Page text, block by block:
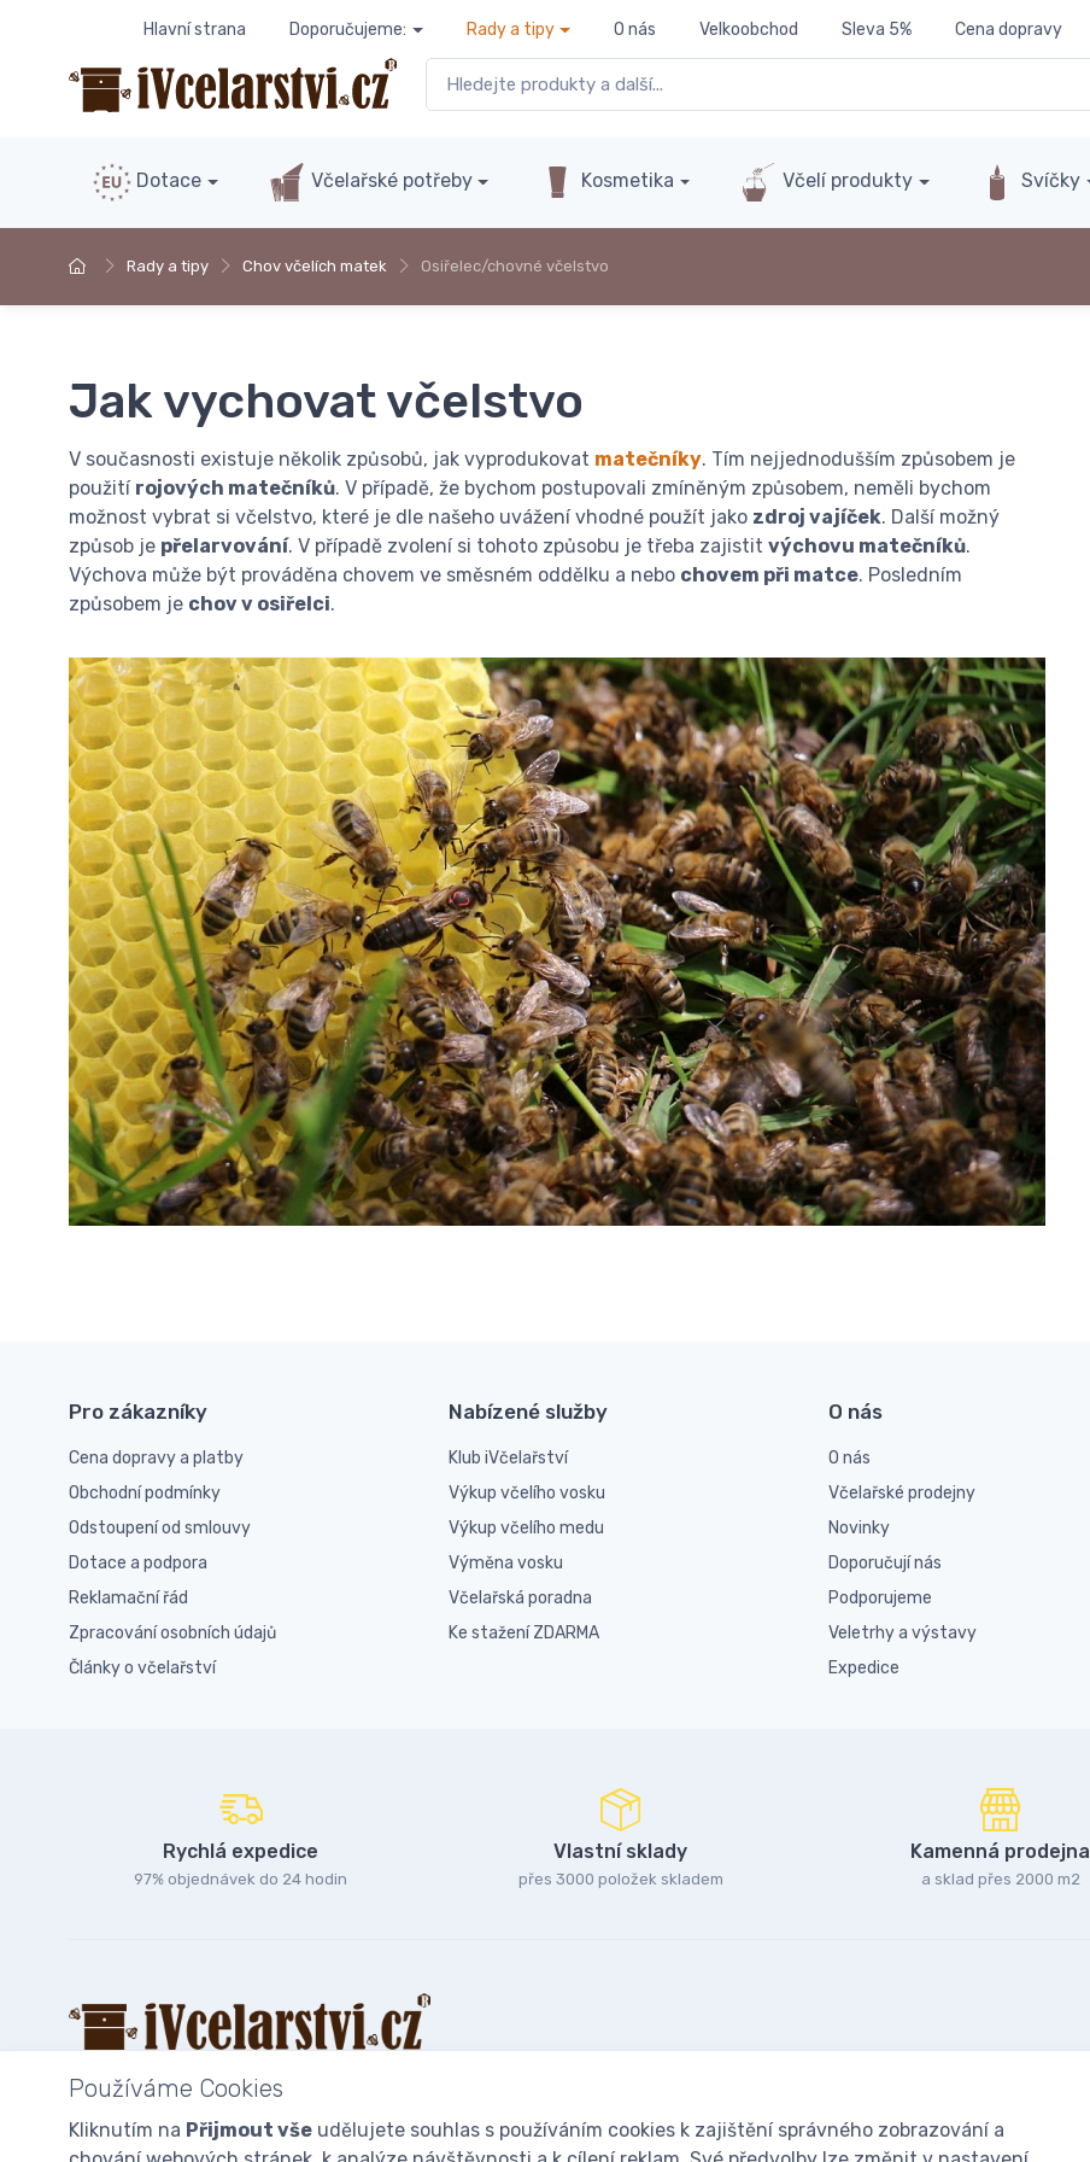
Hlavní strana Doporučujeme: Rady a tipy O nás Velkoobchod Sleva 5% Cena dopravy
Dotace Včelařské potřeby Kosmetika Včelí produkty Svíčky
Rady a tipy Chov včelích matek Osiřelec/chovné včelstvo
Jak vychovat včelstvo
V současnosti existuje několik způsobů, jak vyprodukovat matečníky. Tím nejjednodušším způsobem je
použití rojových matečníků. V případě, že bychom postupovali zmíněným způsobem, neměli bychom
možnost vybrat si včelstvo, které je dle našeho uvážení vhodné použít jako zdroj vajíček. Další možný
způsob je přelarvování. V případě zvolení si tohoto způsobu je třeba zajistit výchovu matečníků.
Výchova může být prováděna chovem ve směsném oddělku a nebo chovem při matce. Posledním
způsobem je chov v osiřelci.
Pro zákazníky
Cena dopravy a platby
Obchodní podmínky
Odstoupení od smlouvy
Dotace a podpora
Reklamační řád
Zpracování osobních údajů
Články o včelařství
Nabízené služby
Klub iVčelařství
Výkup včelího vosku
Výkup včelího medu
Výměna vosku
Včelařská poradna
Ke stažení ZDARMA
O nás
O nás
Včelařské prodejny
Novinky
Doporučují nás
Podporujeme
Veletrhy a výstavy
Expedice
Rychlá expedice
97% objednávek do 24 hodin
Vlastní sklady
přes 3000 položek skladem
Kamenná prodejna
a sklad přes 2000 m2
Používáme Cookies
Kliknutím na Přijmout vše udělujete souhlas s používáním cookies k zajištění správného zobrazování a